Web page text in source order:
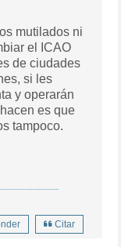
mutilados ni
el ICAO
de ciudades
si les
y operarán
es que
tampoco.
Citar